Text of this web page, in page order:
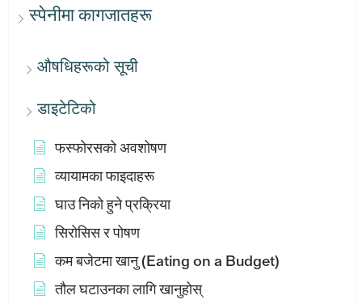
स्पेनीमा कागजातहरू
औषधिहरूको सूची
डाइटेटिको
फस्फोरसको अवशोषण
व्यायामका फाइदाहरू
घाउ निको हुने प्रक्रिया
सिरोसिस र पोषण
कम बजेटमा खानु (Eating on a Budget)
तौल घटाउनका लागि खानुहोस्